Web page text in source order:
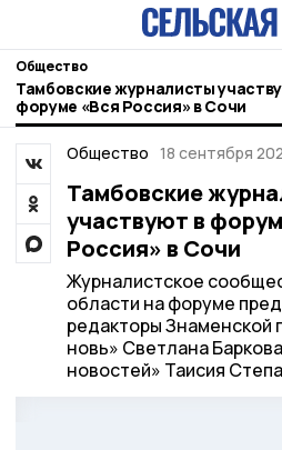
Общество
Тамбовские журналисты
форуме «Вся Россия» в Сочи
Общество 18 сентября
Тамбовские
участвуют в
Россия» в Сочи
Журналистское
области на форуме
редакторы Знаменской
новь» Светлана
новостей» Таисия